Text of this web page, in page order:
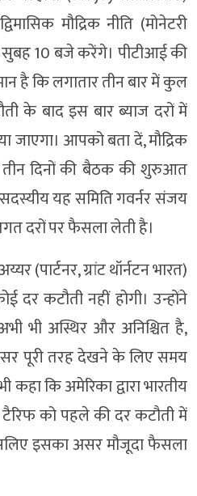
मौद्रिक नीति (मोनेटरी
सुबह 10 बजे करेंगे। पीटीआई की
है कि लगातार तीन बार में कुल
के बाद इस बार ब्याज दरों में
जाएगा। आपको बता दें, मौद्रिक
तीन दिनों की बैठक की शुरुआत
यह समिति गवर्नर संजय
दरों पर फैसला लेती है।
(पार्टनर, ग्रांट थॉर्नटन भारत)
दर कटौती नहीं होगी। उन्होंने
भी अस्थिर और अनिश्चित है,
पूरी तरह देखने के लिए समय
कि अमेरिका द्वारा भारतीय
को पहले की दर कटौती में
इसका असर मौजूदा फैसला